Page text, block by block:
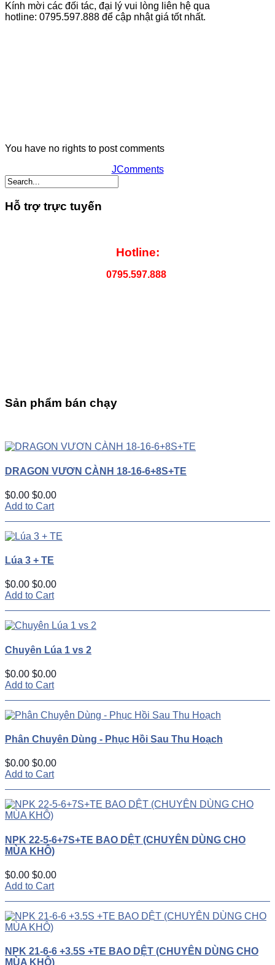
Kính mời các đối tác, đại lý vui lòng liên hệ qua
hotline: 0795.597.888 để cập nhật giá tốt nhất.
You have no rights to post comments
JComments
Hỗ trợ trực tuyến
Hotline:
0795.597.888
Sản phẩm bán chạy
DRAGON VƯƠN CÀNH 18-16-6+8S+TE
$0.00 $0.00
Add to Cart
Lúa 3 + TE
$0.00 $0.00
Add to Cart
Chuyên Lúa 1 vs 2
$0.00 $0.00
Add to Cart
Phân Chuyên Dùng - Phục Hồi Sau Thu Hoạch
$0.00 $0.00
Add to Cart
NPK 22-5-6+7S+TE BAO DỆT (CHUYÊN DÙNG CHO
MÙA KHÔ)
$0.00 $0.00
Add to Cart
NPK 21-6-6 +3.5S +TE BAO DỆT (CHUYÊN DÙNG CHO
MÙA KHÔ)